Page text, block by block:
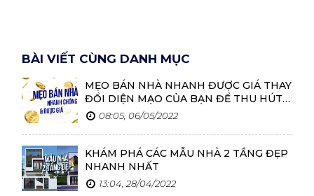
BÀI VIẾT CÙNG DANH MỤC
MẸO BÁN NHÀ NHANH ĐƯỢC GIÁ THAY
ĐỔI DIỆN MẠO CỦA BẠN ĐỂ THU HÚT
NGƯỜI MUA
08:05, 06/05/2022
KHÁM PHÁ CÁC MẪU NHÀ 2 TẦNG ĐẸP
NHANH NHẤT
13:04, 28/04/2022